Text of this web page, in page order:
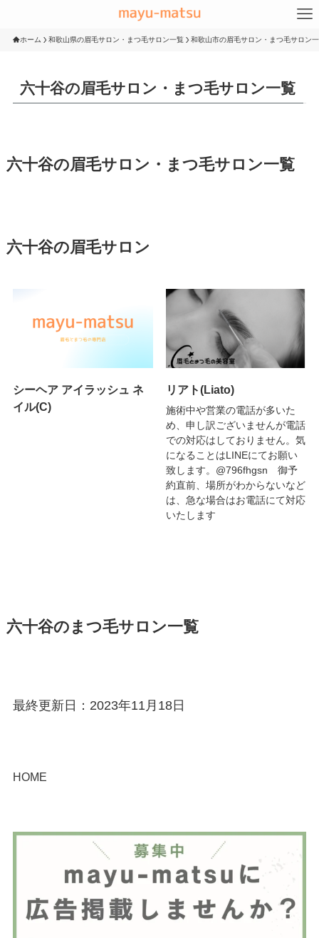
ホーム 和歌山県の眉毛サロン・まつ毛サロン一覧 和歌山市の眉毛サロン・まつ毛サロン
六十谷の眉毛サロン・まつ毛サロン一覧
六十谷の眉毛サロン・まつ毛サロン一覧
六十谷の眉毛サロン
シーヘア アイラッシュ ネ
イル(C)
リアト(Liato)
施術中や営業の電話が多いた
め、申し訳ございませんが電話
での対応はしておりません。気
になることはLINEにてお願い
致します。@796fhgsn 御予
約直前、場所がわからないなど
は、急な場合はお電話にて対応
いたします
六十谷のまつ毛サロン一覧
最終更新日：2023年11月18日
HOME